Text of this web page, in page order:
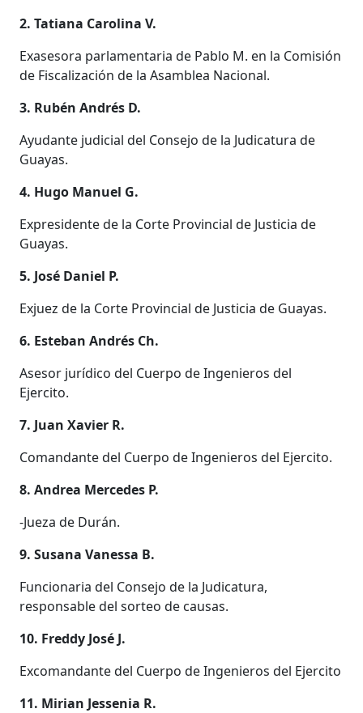
2. Tatiana Carolina V.
Exasesora parlamentaria de Pablo M. en la Comisión
de Fiscalización de la Asamblea Nacional.
3. Rubén Andrés D.
Ayudante judicial del Consejo de la Judicatura de
Guayas.
4. Hugo Manuel G.
Expresidente de la Corte Provincial de Justicia de
Guayas.
5. José Daniel P.
Exjuez de la Corte Provincial de Justicia de Guayas.
6. Esteban Andrés Ch.
Asesor jurídico del Cuerpo de Ingenieros del
Ejercito.
7. Juan Xavier R.
Comandante del Cuerpo de Ingenieros del Ejercito.
8. Andrea Mercedes P.
-Jueza de Durán.
9. Susana Vanessa B.
Funcionaria del Consejo de la Judicatura,
responsable del sorteo de causas.
10. Freddy José J.
Excomandante del Cuerpo de Ingenieros del Ejercito
11. Mirian Jessenia R.